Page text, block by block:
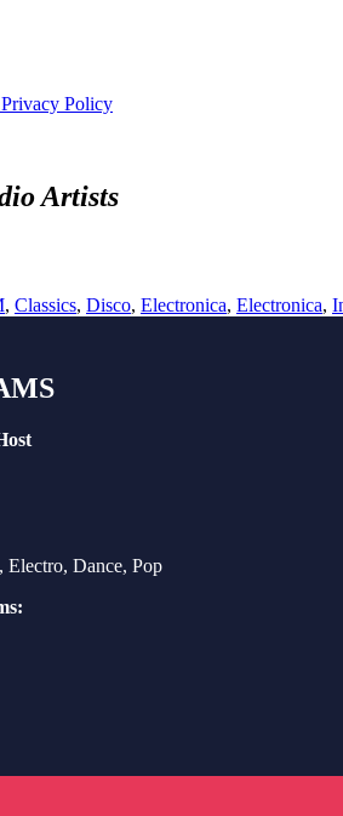
Policy
Artists
, Classics, Disco, Electronica, Electronica,
Electro, Dance, Pop